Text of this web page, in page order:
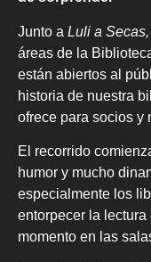
Junto a Luli a Secas,
áreas de la
están abiertos al
historia de nuestra
ofrece para socios y
El recorrido
humor y mucho
especialmente los
entorpecer la
momento en las